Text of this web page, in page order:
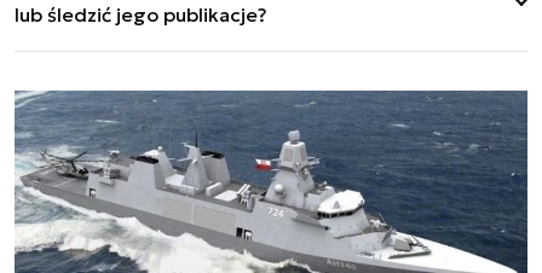
morskich.
lub śledzić jego publikacje?
na Facebooku, X oraz LinkedInie.